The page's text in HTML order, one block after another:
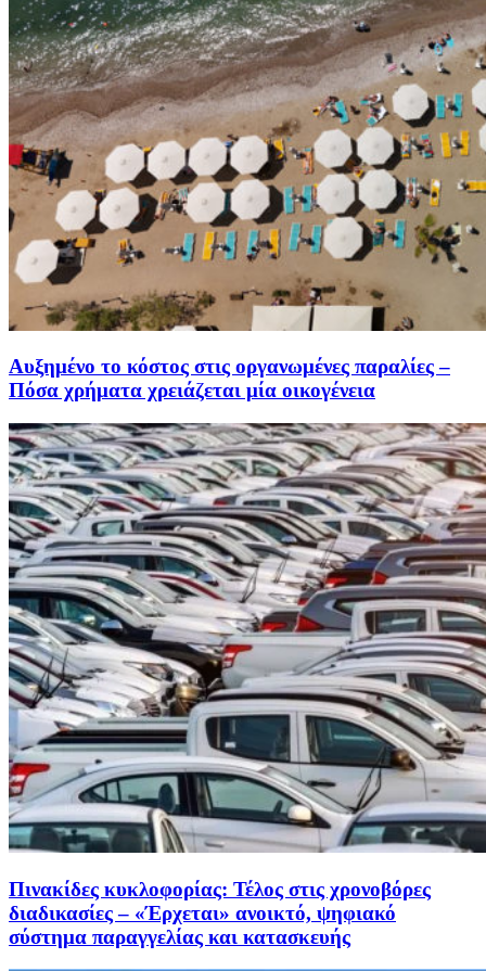
Αυξημένο το κόστος στις οργανωμένες παραλίες –
Πόσα χρήματα χρειάζεται μία οικογένεια
Πινακίδες κυκλοφορίας: Τέλος στις χρονοβόρες
διαδικασίες – «Έρχεται» ανοικτό, ψηφιακό
σύστημα παραγγελίας και κατασκευής